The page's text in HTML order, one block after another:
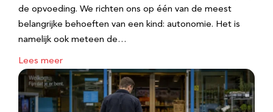
de opvoeding. We richten ons op één van de meest
belangrijke behoeften van een kind: autonomie. Het is
namelijk ook meteen de…
Lees meer